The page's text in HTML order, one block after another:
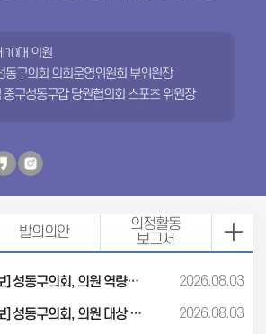
10대 의원
동구의회 의회운영위원회 부위원장
중구성동구갑 당원협의회 스포츠 위원장
구성동구갑 당원협의회 청년위원장
, 의원 역량강화 교육 2차 과정 운영... 실무 역량 한층 강화 2026.08.03
구의회, 의원 대상 역량강화 교육 펼쳐 2026.08.03
발의의안
의정활동
보고서